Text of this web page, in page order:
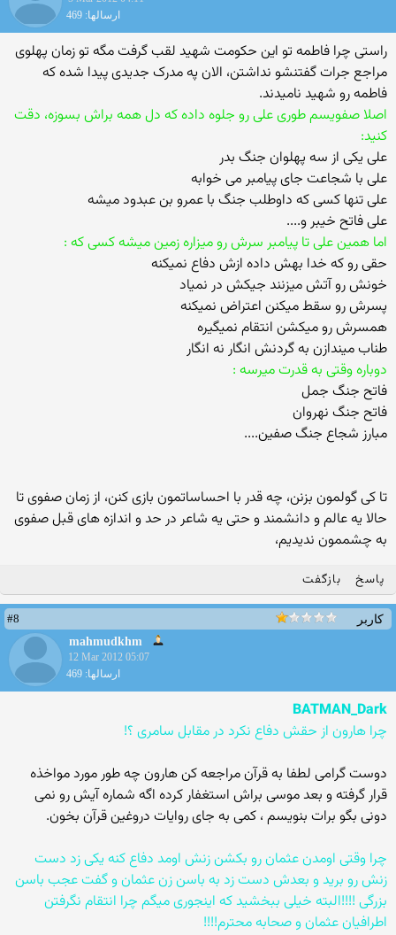
ارسالها: 469
راستی چرا فاطمه تو این حکومت شهید لقب گرفت مگه تو زمان پهلوی
مراجع جرات گفتنشو نداشتن، الان په مدرک جدیدی پیدا شده که
فاطمه رو شهید نامیدند.
اصلا صفویسم طوری علی رو جلوه داده که دل همه براش بسوزه، دقت
کنید:
علی یکی از سه پهلوان جنگ بدر
علی با شجاعت جای پیامبر می خوابه
علی تنها کسی که داوطلب جنگ با عمرو بن عبدود میشه
علی فاتح خیبر و....
اما همین علی تا پیامبر سرش رو میزاره زمین میشه کسی که :
حقی رو که خدا بهش داده ازش دفاع نمیکنه
خونش رو آتش میزنند جیکش در نمیاد
پسرش رو سقط میکنن اعتراض نمیکنه
همسرش رو میکشن انتقام نمیگیره
طناب میندازن به گردنش انگار نه انگار
دوباره وقتی به قدرت میرسه :
فاتح جنگ جمل
فاتح جنگ نهروان
مبارز شجاع جنگ صفین....
تا کی گولمون بزنن، چه قدر با احساساتمون بازی کنن، از زمان صفوی تا
حالا یه عالم و دانشمند و حتی یه شاعر در حد و اندازه های قبل صفوی
به چشممون ندیدیم،
پاسخ بازگفت
کاربر
#8
mahmudkhm
12 Mar 2012 05:07
ارسالها: 469
BATMAN_Dark
چرا هارون از حقش دفاع نکرد در مقابل سامری ؟!
دوست گرامی لطفا به قرآن مراجعه کن هارون چه طور مورد مواخذه
قرار گرفته و بعد موسی براش استغفار کرده اگه شماره آیش رو نمی
دونی بگو برات بنویسم ، کمی به جای روایات دروغین قرآن بخون.
چرا وقتی اومدن عثمان رو بکشن زنش اومد دفاع کنه یکی زد دست
زنش رو برید و بعدش دست زد به باسن زن عثمان و گفت عجب باسن
بزرگی !!!!البته خیلی ببخشید که اینجوری میگم چرا انتقام نگرفتن
اطرافیان عثمان و صحابه محترم!!!!